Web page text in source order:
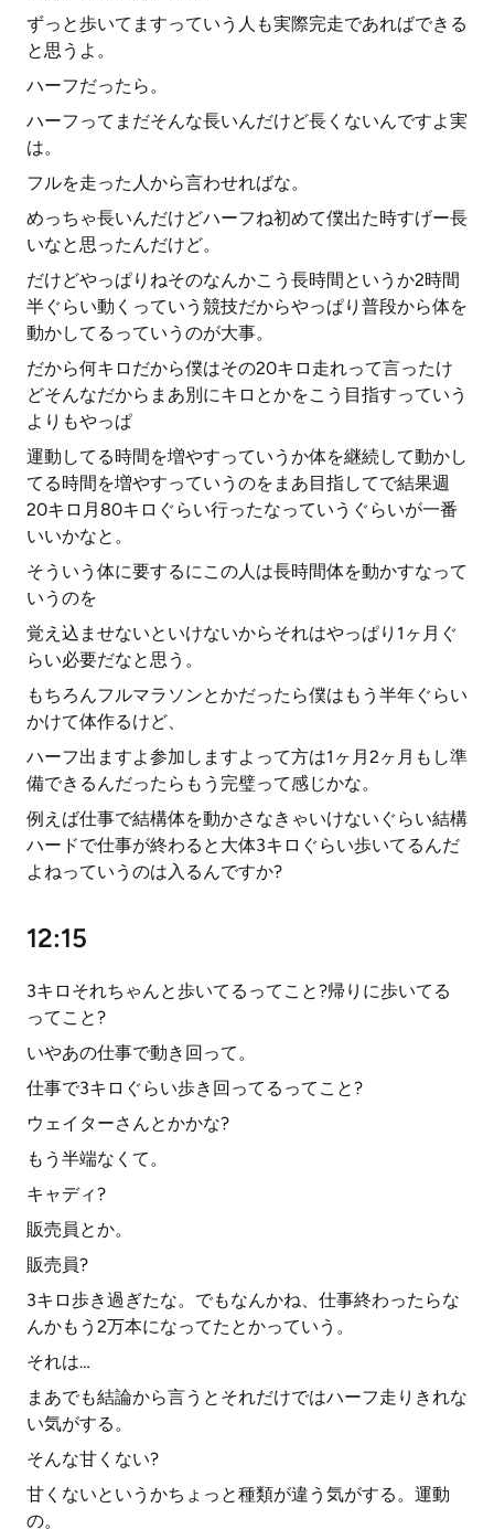
ずっと歩いてますっていう人も実際完走であればできる
と思うよ。
ハーフだったら。
ハーフってまだそんな長いんだけど長くないんですよ実
は。
フルを走った人から言わせればな。
めっちゃ長いんだけどハーフね初めて僕出た時すげー長
いなと思ったんだけど。
だけどやっぱりねそのなんかこう長時間というか2時間
半ぐらい動くっていう競技だからやっぱり普段から体を
動かしてるっていうのが大事。
だから何キロだから僕はその20キロ走れって言ったけ
どそんなだからまあ別にキロとかをこう目指すっていう
よりもやっぱ
運動してる時間を増やすっていうか体を継続して動かし
てる時間を増やすっていうのをまあ目指してで結果週
20キロ月80キロぐらい行ったなっていうぐらいが一番
いいかなと。
そういう体に要するにこの人は長時間体を動かすなって
いうのを
覚え込ませないといけないからそれはやっぱり1ヶ月ぐ
らい必要だなと思う。
もちろんフルマラソンとかだったら僕はもう半年ぐらい
かけて体作るけど、
ハーフ出ますよ参加しますよって方は1ヶ月2ヶ月もし準
備できるんだったらもう完璧って感じかな。
例えば仕事で結構体を動かさなきゃいけないぐらい結構
ハードで仕事が終わると大体3キロぐらい歩いてるんだ
よねっていうのは入るんですか?
12:15
3キロそれちゃんと歩いてるってこと?帰りに歩いてる
ってこと?
いやあの仕事で動き回って。
仕事で3キロぐらい歩き回ってるってこと?
ウェイターさんとかかな?
もう半端なくて。
キャディ?
販売員とか。
販売員?
3キロ歩き過ぎたな。でもなんかね、仕事終わったらな
んかもう2万本になってたとかっていう。
それは…
まあでも結論から言うとそれだけではハーフ走りきれな
い気がする。
そんな甘くない?
甘くないというかちょっと種類が違う気がする。運動
の。